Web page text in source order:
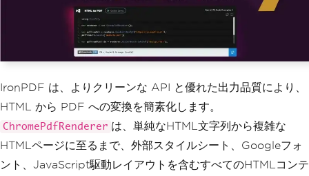
IronPDF は、よりクリーンな API と優れた出力品質により、
HTML から PDF への変換を簡素化します。
ChromePdfRenderer は、単純なHTML文字列から複雑な
HTMLページに至るまで、外部スタイルシート、Googleフォ
ント、JavaScript駆動レイアウトを含むすべてのHTMLコンテ